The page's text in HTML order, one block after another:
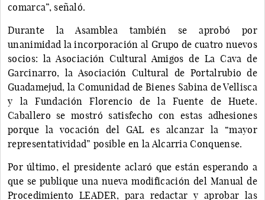
comarca”, señaló.
Durante la Asamblea también se aprobó por
unanimidad la incorporación al Grupo de cuatro nuevos
socios: la Asociación Cultural Amigos de La Cava de
Garcinarro, la Asociación Cultural de Portalrubio de
Guadamejud, la Comunidad de Bienes Sabina de Vellisca
y la Fundación Florencio de la Fuente de Huete.
Caballero se mostró satisfecho con estas adhesiones
porque la vocación del GAL es alcanzar la “mayor
representatividad” posible en la Alcarria Conquense.
Por último, el presidente aclaró que están esperando a
que se publique una nueva modificación del Manual de
Procedimiento LEADER, para redactar y aprobar las